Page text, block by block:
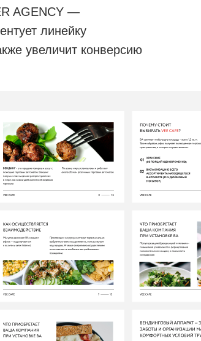
AGENCY —
линейку
увеличит конверсию